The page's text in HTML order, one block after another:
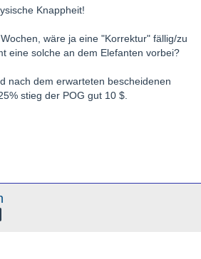
Knappheit!
wäre ja eine "Korrektur" fällig/zu
eine solche an dem Elefanten vorbei?
nach dem erwarteten bescheidenen
stieg der POG gut 10 $.